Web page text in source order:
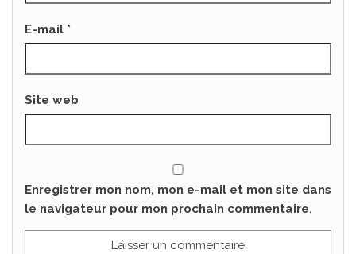
E-mail *
Site web
Enregistrer mon nom, mon e-mail et mon site dans
le navigateur pour mon prochain commentaire.